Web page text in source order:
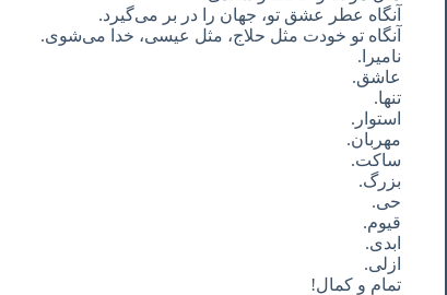
آنگاه عطر عشق تو، جهان را در بر می‌گیرد.
آنگاه تو خودت مثل حلاج، مثل عیسی، خدا می‌شوی.
نامیرا.
عاشق.
تنها.
استوار.
مهربان.
ساکت.
بزرگ.
حی.
قیوم.
ابدی.
ازلی.
تمام و کمال!